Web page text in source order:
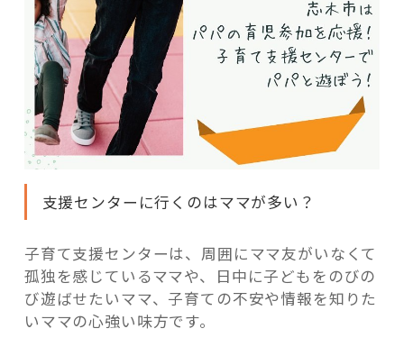
支援センターに行くのはママが多い？
子育て支援センターは、周囲にママ友がいなくて
孤独を感じているママや、日中に子どもをのびの
び遊ばせたいママ、子育ての不安や情報を知りた
いママの心強い味方です。